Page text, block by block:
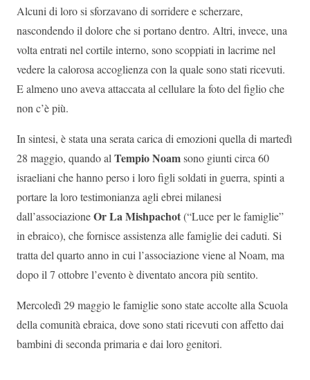
Alcuni di loro si sforzavano di sorridere e scherzare,
nascondendo il dolore che si portano dentro. Altri, invece, una
volta entrati nel cortile interno, sono scoppiati in lacrime nel
vedere la calorosa accoglienza con la quale sono stati ricevuti.
E almeno uno aveva attaccata al cellulare la foto del figlio che
non c’è più.
In sintesi, è stata una serata carica di emozioni quella di martedì
28 maggio, quando alTempio Noamsono giunti circa 60
israeliani che hanno perso i loro figli soldati in guerra, spinti a
portare la loro testimonianza agli ebrei milanesi
dall’associazioneOr La Mishpachot(“Luce per le famiglie”
in ebraico), che fornisce assistenza alle famiglie dei caduti. Si
tratta del quarto anno in cui l’associazione viene al Noam, ma
dopo il 7 ottobre l’evento è diventato ancora più sentito.
Mercoledì 29 maggio le famiglie sono state accolte alla Scuola
della comunità ebraica, dove sono stati ricevuti con affetto dai
bambini di seconda primaria e dai loro genitori.